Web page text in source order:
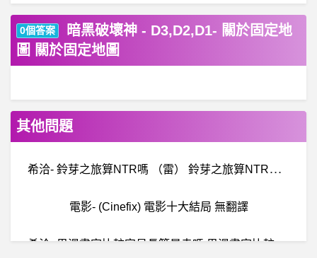
0個答案
暗黑破壞神 - D3,D2,D1- 關於固定地
圖 關於固定地圖
其他問題
希
洽- 鈴芽之旅算NTR嗎 （雷） 鈴芽之旅算NTR嗎 （雷）
電影- (Cinefix) 電影十大結局 無翻譯
希
洽- 男漫畫家比較容易長篇暴走嗎 男漫畫家比較容易長篇暴走嗎